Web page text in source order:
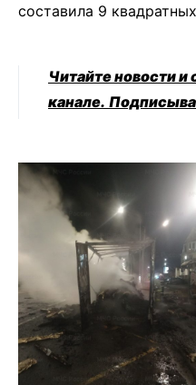
составила 9
Читайте новости и
канале.